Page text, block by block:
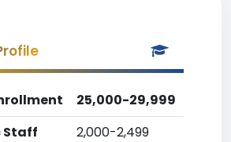
25,000-29,999
Staff
2,000-2,499